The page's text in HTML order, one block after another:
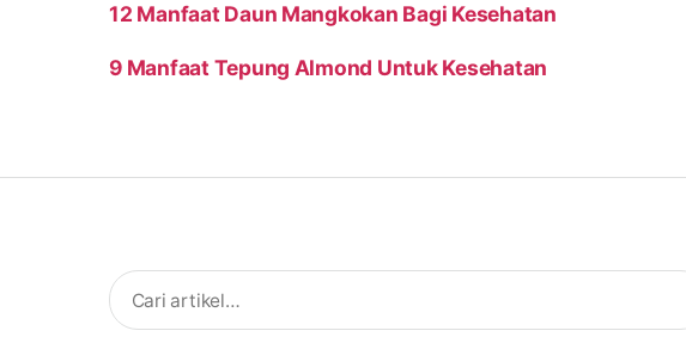
12 Manfaat Daun Mangkokan Bagi Kesehatan
9 Manfaat Tepung Almond Untuk Kesehatan
Search
for: